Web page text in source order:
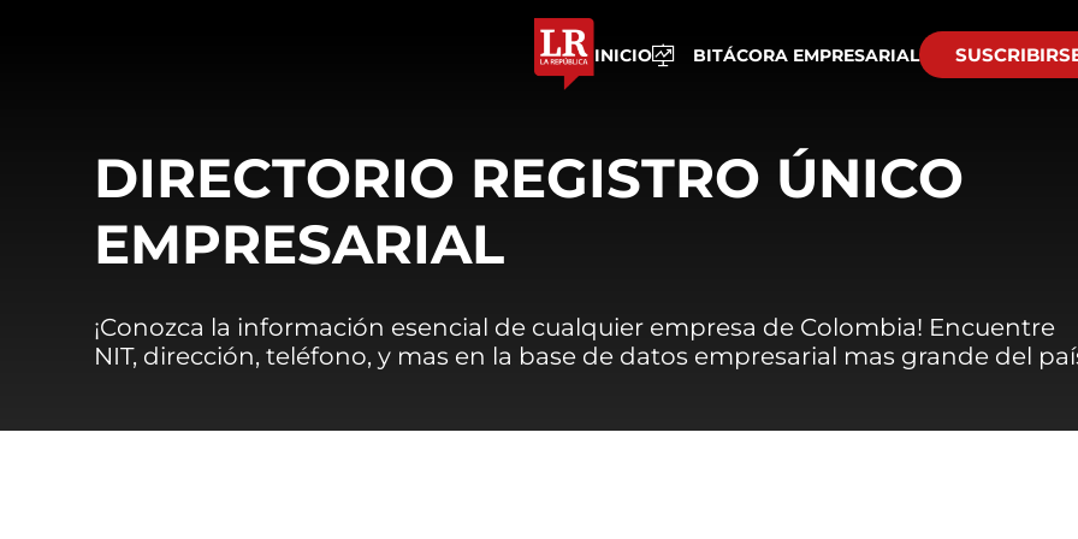
INICIO BITÁCORA EMPRESARIAL
DIRECTORIO REGISTRO ÚNICO
EMPRESARIAL
¡Conozca la información esencial de cualquier empresa de Colombia! Encuentre
NIT, dirección, teléfono, y mas en la base de datos empresarial mas grande del